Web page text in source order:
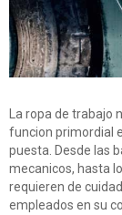
La ropa de trabajo
funcion primordial
puesta. Desde las
mecanicos, hasta
requieren de
empleados en su